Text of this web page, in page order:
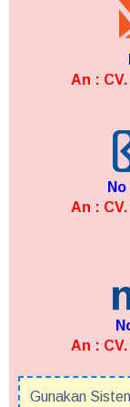
An : CV.
An : CV.
An : CV.
Gunakan